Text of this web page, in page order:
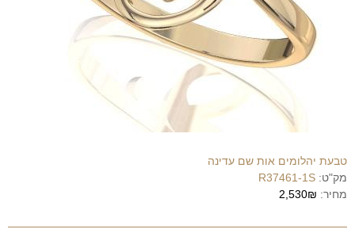
טבעת יהלומים אות שם עדינה
מק"ט: R37461-1S
מחיר: 2,530₪